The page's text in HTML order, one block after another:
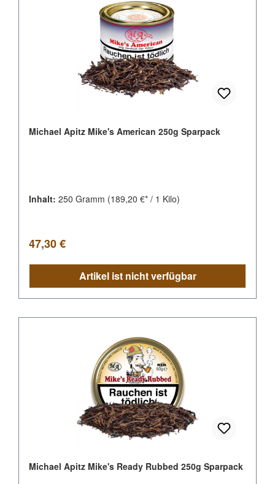
Michael Apitz Mike's American 250g Sparpack
Inhalt: 250 Gramm (189,20 €* / 1 Kilo)
Regulärer Preis:
47,30 €
Artikel ist nicht verfügbar
Michael Apitz Mike's Ready Rubbed 250g Sparpack